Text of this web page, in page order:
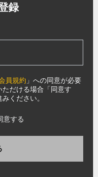
録
員規約 」への同意が必要
だける場合「同意す
ください。
意する